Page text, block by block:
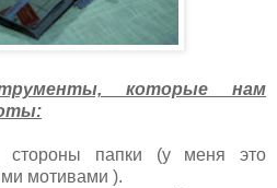
которые нам
стороны папки (у меня это
мотивами ).